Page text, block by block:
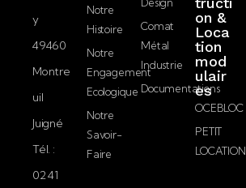
y
49460
Montre
uil
Juigné
Tél. :
02 41
Notre
Histoire
Notre
Engagement
Ecologique
Notre
Savoir-
Faire
Design
Comat
Métal
Industrie
Documentations
on &
Loca
tion
mod
ulair
es
OCEBLOC
PETIT
LOCATION